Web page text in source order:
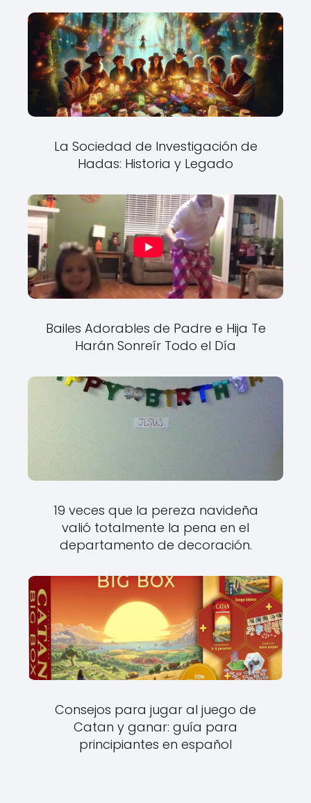
La Sociedad de Investigación de
Hadas: Historia y Legado
Bailes Adorables de Padre e Hija Te
Harán Sonreír Todo el Día
19 veces que la pereza navideña
valió totalmente la pena en el
departamento de decoración.
Consejos para jugar al juego de
Catan y ganar: guía para
principiantes en español